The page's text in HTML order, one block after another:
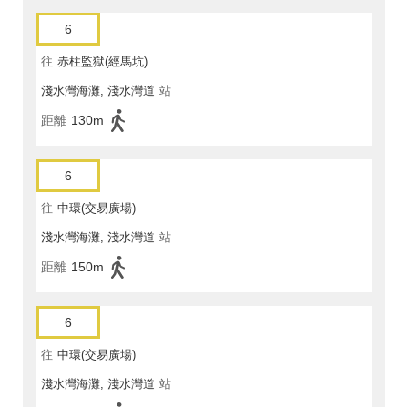
6
往 赤柱監獄(經馬坑)
淺水灣海灘, 淺水灣道 站
距離 130m
6
往 中環(交易廣場)
淺水灣海灘, 淺水灣道 站
距離 150m
6
往 中環(交易廣場)
淺水灣海灘, 淺水灣道 站